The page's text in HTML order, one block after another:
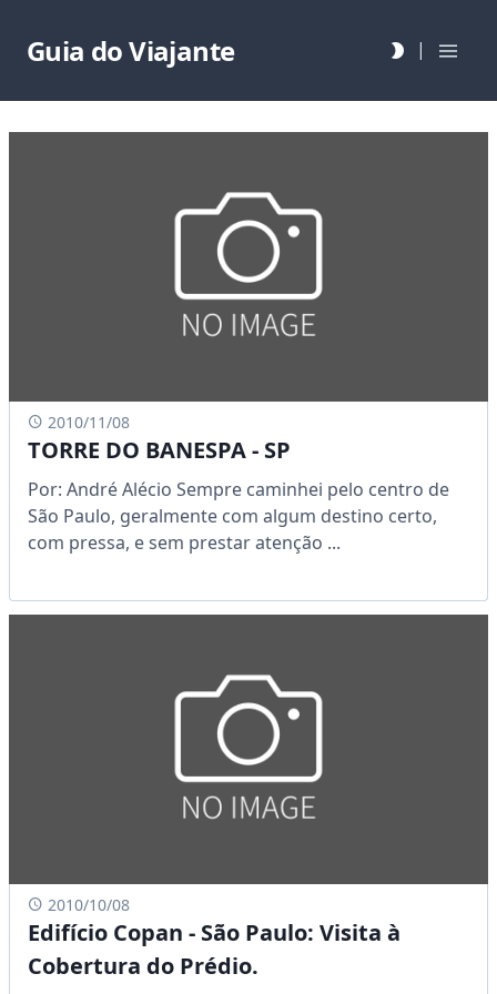
Guia do Viajante |
2010/11/08
TORRE DO BANESPA - SP
Por: André Alécio Sempre caminhei pelo centro de
São Paulo, geralmente com algum destino certo,
com pressa, e sem prestar atenção ...
2010/10/08
Edifício Copan - São Paulo: Visita à
Cobertura do Prédio.